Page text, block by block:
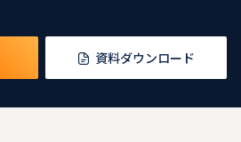
資料ダウンロード